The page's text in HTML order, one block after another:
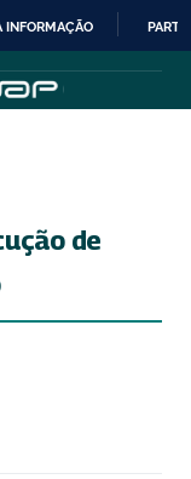
INFORMAÇÃO
de